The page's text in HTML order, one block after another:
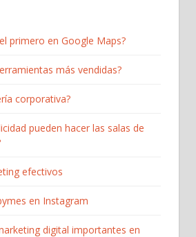
primero en Google Maps?
más vendidas?
corporativa?
pueden hacer las salas de
efectivos
en Instagram
digital importantes en